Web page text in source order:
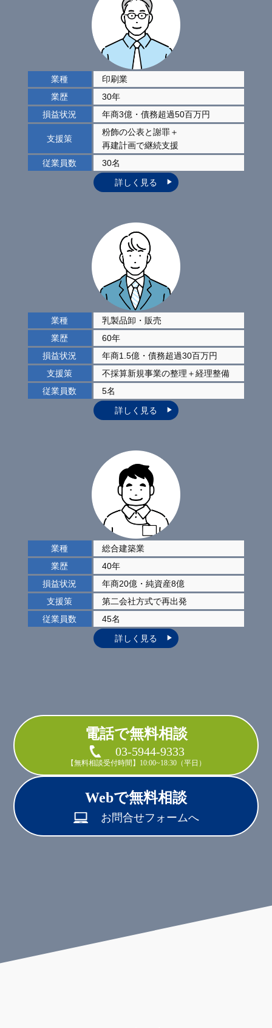
業種
印刷業
業歴
30年
損益状況
年商3億・債務超過50百万円
支援策
粉飾の公表と謝罪＋
再建計画で継続支援
従業員数
30名
詳しく見る
業種
乳製品卸・販売
業歴
60年
損益状況
年商1.5億・債務超過30百万円
支援策
不採算新規事業の整理 ＋経理整備
従業員数
5名
詳しく見る
業種
総合建築業
業歴
40年
損益状況
年商20億・純資産8億
支援策
第二会社方式で再出発
従業員数
45名
詳しく見る
電話で無料相談
03-5944-9333
【無料相談受付時間】10:00~18:30（平日）
Webで無料相談
お問合せフォームへ